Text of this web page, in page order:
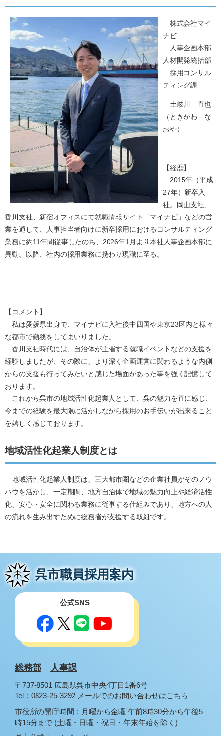
株式会社マイ
ナビ
​ 人事企画本部
人材開発統括部
採用コンサル
ティング課
土岐川 直也
（ときがわ な
おや）
【経歴】
2015年（平成
27年）新卒入
社。岡山支社、
香川支社、新宿オフィスにて就職情報サイト「マイナビ」などの営
業を通して、人事担当者向けに新卒採用におけるコンサルティング
業務に約11年間従事したのち、2026年1月より本社人事企画本部に
異動。以降、社内の採用業務に携わり現職に至る。
【コメント】
私は愛媛県出身で、マイナビに入社後中四国や東京23区内と様々
な都市で勤務をしてまいりました。
香川支社時代には、自治体が主催する就職イベントなどの支援を
経験しましたが、その際に、より深く企画運営に関わるような内側
からの支援も行ってみたいと感じた場面があった事を強く記憶して
おります。
これから呉市の地域活性化起業人として、呉の魅力を直に感じ、
今までの経験を最大限に活かしながら採用のお手伝いが出来ること
を嬉しく感じております。
地域活性化起業人制度とは
地域活性化起業人制度は、三大都市圏などの企業社員がそのノウ
ハウを活かし、一定期間、地方自治体で地域の魅力向上や経済活性
化、安心・安全に関わる業務に従事する仕組みであり、地方への人
の流れを生み出すために総務省が支援する取組です。
呉市職員採用案内
公式SNS
総務部 人事課
〒737-8501 広島県呉市中央4丁目1番6号
Tel：0823-25-3292 メールでのお問い合わせはこちら
市役所の開庁時間：月曜から金曜 午前8時30分から午後5
時15分まで (土曜・日曜・祝日・年末年始を除く)